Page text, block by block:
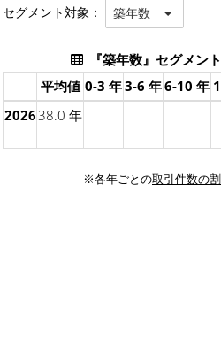
セグメント対象： 築年数
『築年数』セグメン
平均値 0-3 年3-6 年6-10 年
2026 38.0 年
※各年ごとの取引件数の